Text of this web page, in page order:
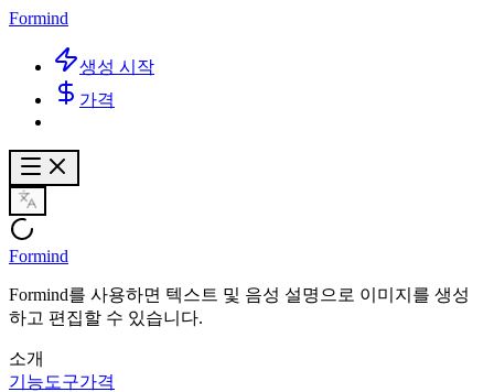
Formind
생성 시작
가격
Formind
Formind를 사용하면 텍스트 및 음성 설명으로 이미지를 생성
하고 편집할 수 있습니다.
소개
기능도구가격